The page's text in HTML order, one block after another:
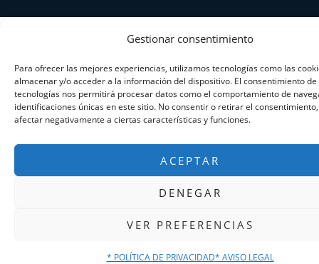
Gestionar consentimiento
Para ofrecer las mejores experiencias, utilizamos tecnologías como las
almacenar y/o acceder a la información del dispositivo. El consentimiento de
tecnologías nos permitirá procesar datos como el comportamiento de
identificaciones únicas en este sitio. No consentir o retirar el
afectar negativamente a ciertas características y funciones.
ACEPTAR
DENEGAR
VER PREFERENCIAS
* POLÍTICA DE PRIVACIDAD* AVISO LEGAL